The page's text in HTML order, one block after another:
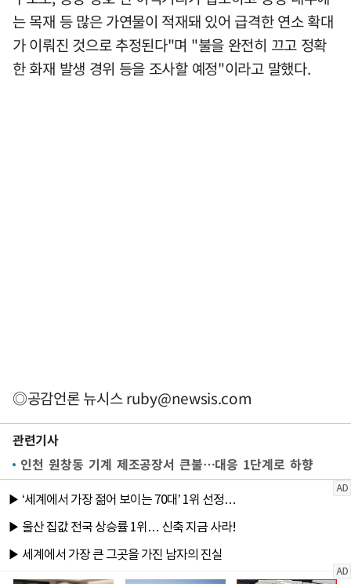
는 목재 등 많은 가연물이 적재돼 있어 급격한 연소 확대
가 이뤄진 것으로 추정된다"며 "불을 완전히 끄고 정확
한 화재 발생 경위 등을 조사할 예정"이라고 말했다.
◎공감언론 뉴시스ruby@newsis.com
관련기사
인천 원창동 기계 제조공장서 큰불…대응 1단계로 하향